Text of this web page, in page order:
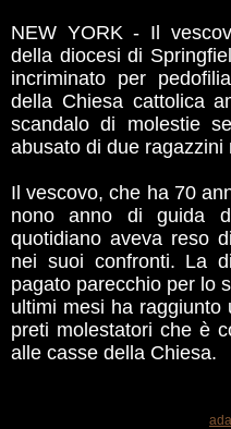
NEW YORK - Il
della diocesi di
incriminato per
della Chiesa cattolica
scandalo di molestie
abusato di due ragazzini
Il vescovo, che ha 70
nono anno di guida
quotidiano aveva reso
nei suoi confronti. La
pagato parecchio per lo
ultimi mesi ha raggiunto
preti molestatori che è
alle casse della Chiesa.